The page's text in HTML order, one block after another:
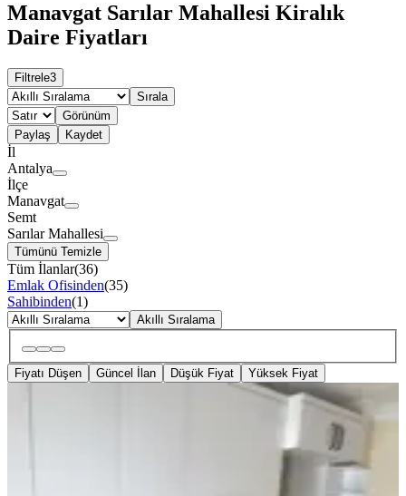
Manavgat Sarılar Mahallesi Kiralık
Daire Fiyatları
Filtrele3
Sırala
Görünüm
Paylaş
Kaydet
İl
Antalya
İlçe
Manavgat
Semt
Sarılar Mahallesi
Tümünü Temizle
Tüm İlanlar(36)
Emlak Ofisinden(35)
Sahibinden(1)
Akıllı Sıralama
Fiyatı Düşen Güncel İlan Düşük Fiyat Yüksek Fiyat
Sarılarda Merkezi Konumda Klimalı